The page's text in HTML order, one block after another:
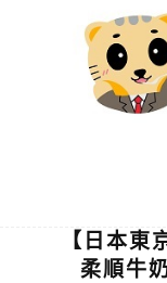
【日本東
柔順牛